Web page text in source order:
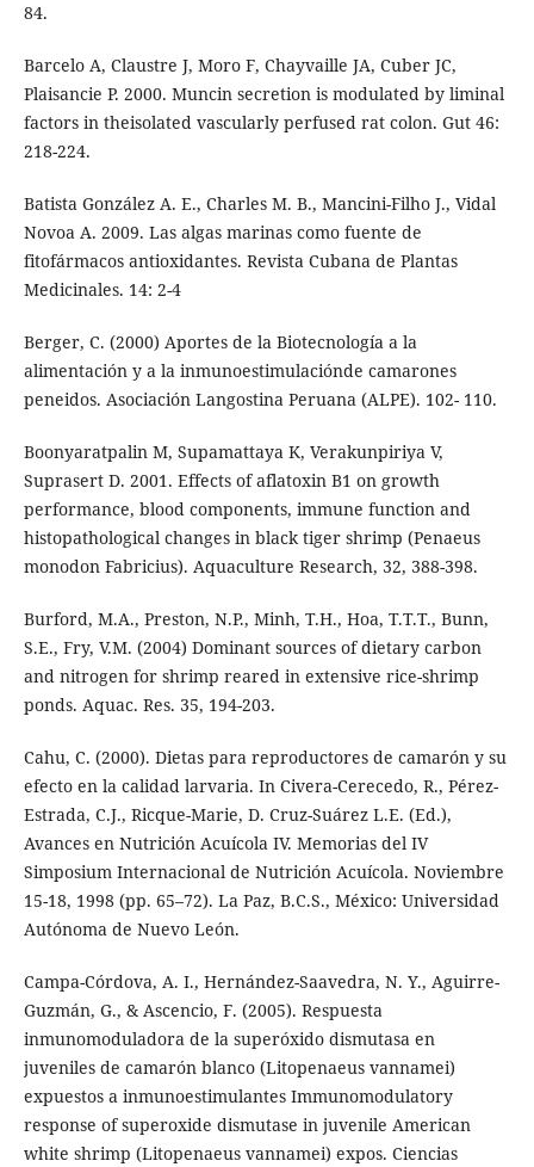
84.
Barcelo A, Claustre J, Moro F, Chayvaille JA, Cuber JC,
Plaisancie P. 2000. Muncin secretion is modulated by liminal
factors in theisolated vascularly perfused rat colon. Gut 46:
218-224.
Batista González A. E., Charles M. B., Mancini-Filho J., Vidal
Novoa A. 2009. Las algas marinas como fuente de
fitofármacos antioxidantes. Revista Cubana de Plantas
Medicinales. 14: 2-4
Berger, C. (2000) Aportes de la Biotecnología a la
alimentación y a la inmunoestimulaciónde camarones
peneidos. Asociación Langostina Peruana (ALPE). 102- 110.
Boonyaratpalin M, Supamattaya K, Verakunpiriya V,
Suprasert D. 2001. Effects of aflatoxin B1 on growth
performance, blood components, immune function and
histopathological changes in black tiger shrimp (Penaeus
monodon Fabricius). Aquaculture Research, 32, 388-398.
Burford, M.A., Preston, N.P., Minh, T.H., Hoa, T.T.T., Bunn,
S.E., Fry, V.M. (2004) Dominant sources of dietary carbon
and nitrogen for shrimp reared in extensive rice-shrimp
ponds. Aquac. Res. 35, 194-203.
Cahu, C. (2000). Dietas para reproductores de camarón y su
efecto en la calidad larvaria. In Civera-Cerecedo, R., Pérez-
Estrada, C.J., Ricque-Marie, D. Cruz-Suárez L.E. (Ed.),
Avances en Nutrición Acuícola IV. Memorias del IV
Simposium Internacional de Nutrición Acuícola. Noviembre
15-18, 1998 (pp. 65–72). La Paz, B.C.S., México: Universidad
Autónoma de Nuevo León.
Campa-Córdova, A. I., Hernández-Saavedra, N. Y., Aguirre-
Guzmán, G., & Ascencio, F. (2005). Respuesta
inmunomoduladora de la superóxido dismutasa en
juveniles de camarón blanco (Litopenaeus vannamei)
expuestos a inmunoestimulantes Immunomodulatory
response of superoxide dismutase in juvenile American
white shrimp (Litopenaeus vannamei) expos. Ciencias